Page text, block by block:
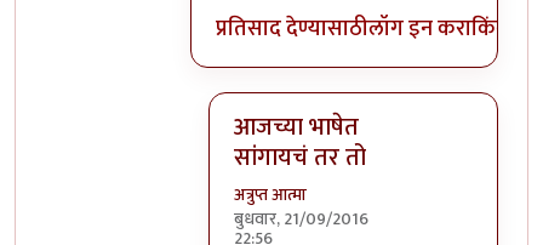
प्रतिसाद देण्यासाठीलॉग इन कराकिंवा
आजच्या भाषेत
सांगायचं तर तो
अत्रुप्त आत्मा
बुधवार, 21/09/2016
22:56